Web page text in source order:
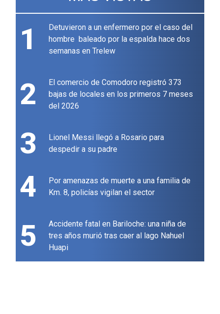
1
Detuvieron a un enfermero por el caso del
hombre baleado por la espalda hace dos
semanas en Trelew
2
El comercio de Comodoro registró 373
bajas de locales en los primeros 7 meses
del 2026
3
Lionel Messi llegó a Rosario para
despedir a su padre
4
Por amenazas de muerte a una familia de
Km. 8, policías vigilan el sector
5
Accidente fatal en Bariloche: una niña de
tres años murió tras caer al lago Nahuel
Huapi